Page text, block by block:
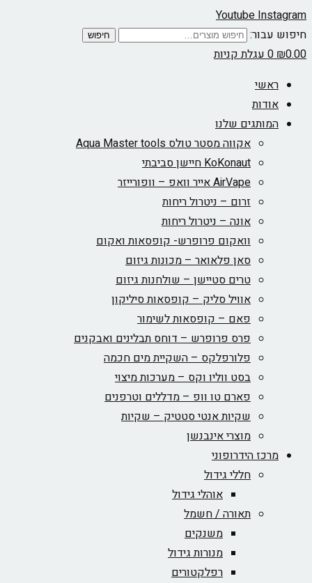
YoutubeInstagram
חיפוש עבור:
חיפוש
₪0.00
0עגלת קניות
ראשי
אודות
המותגים שלנו
אקווה מסטר טולס Aqua Master tools
KoKonaut חיישן סביבתי
AirVape אייר וואפ – וופורייזר
זרום – ניטרול ריחות
אונה – ניטרול ריחות
וואקום פרופרש- קופסאות ואקום
סאן פלאואר – מכונות גיזום
טרים סטיישן – שולחנות גיזום
אוויל סליק – קופסאות סיליקון
פאם – קופסאות לשימור
פרס פרופרש – דוחס תבלינים ואבקנים
פלורפלקס – השקיית מים חכמה
בסט ווליו וקס – מערכות מיצוי
פארם טו וופ – מדללים וטרפנים
שקיות אנטי סטטיק – שקיות
מוצרי אינבנשן
מרכז הידרופוני
חללי גידול
אוהלי גידול
תאורה / חשמל
משנקים
מנורות גידול
רפלקטורים